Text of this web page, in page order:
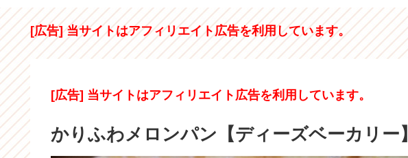
[広告] 当サイトはアフィリエイト広告を利用しています。
[広告] 当サイトはアフィリエイト広告を利用しています。
かりふわメロンパン【ディーズベーカリー】